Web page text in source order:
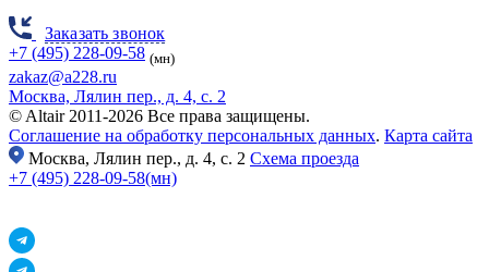
Заказать звонок
+7 (495) 228-09-58 (мн)
zakaz@a228.ru
Москва, Лялин пер., д. 4, с. 2
© Altair 2011-2026 Все права защищены.
Соглашение на обработку персональных данных. Карта сайта
Москва, Лялин пер., д. 4, с. 2 Схема проезда
+7 (495) 228-09-58(мн)